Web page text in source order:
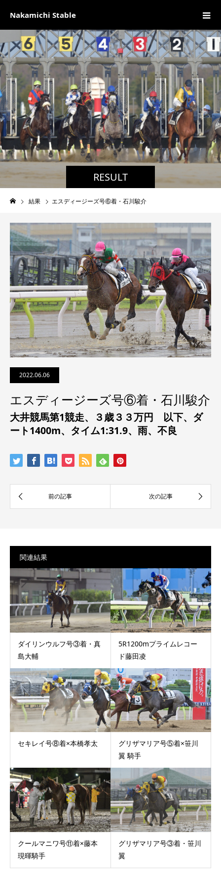
Nakamichi Stable
RESULT
結果 エスディージーズ号⑥着・石川駿介
2022.06.06
エスディージーズ号⑥着・石川駿介
大井競馬第1競走、 ３歳３３万円 以下、ダ
ート1400m、タイム1:31.9、雨、不良
関連結果
ダイリンウルフ号③着・真
島大輔
5R1200mプライムレコー
ド藤田凌
セキレイ号⑧着×本橋孝太
グリザマリア号⑤着×笹川
翼 騎手
クールマニワ号⑪着×藤本
現暉騎手
グリザマリア号③着・笹川
翼